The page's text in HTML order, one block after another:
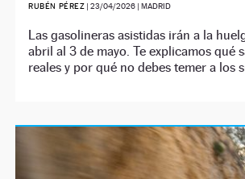
RUBÉN PÉREZ |23/04/2026 | MADRID
Las gasolineras asistidas irán a la
abril al 3 de mayo. Te explicamos qué
reales y por qué no debes temer a los